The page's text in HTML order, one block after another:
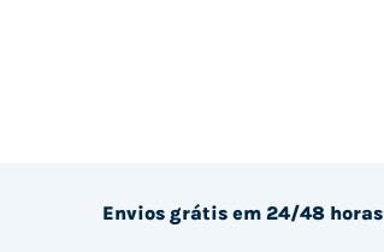
Envios grátis em 24/48 horas